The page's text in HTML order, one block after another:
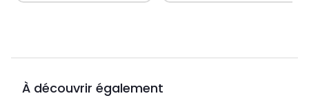
À découvrir également